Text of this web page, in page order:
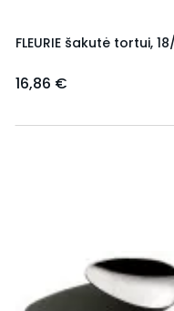
FLEURIE šakutė tortui,
16,86 €